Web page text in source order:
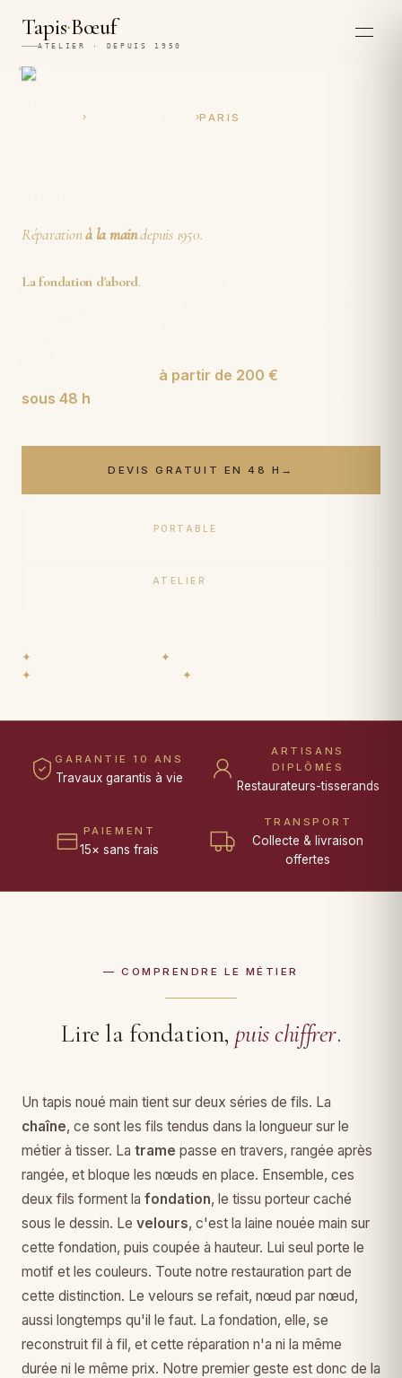
Tapis·Bœuf
ATELIER · DEPUIS 1950
›RESTAURATION›PARIS
Réparationà la maindepuis 1950.
La fondation d'abord.
à partir de 200 €
sous 48 h
DEVIS GRATUIT EN 48 H →
PORTABLE
ATELIER
✦ ✦
✦
✦
GARANTIE 10 ANS
Travaux garantis à vie
ARTISANS
DIPLÔMÉS
Restaurateurs-tisserands
PAIEMENT
15× sans frais
TRANSPORT
Collecte & livraison
offertes
— COMPRENDRE LE MÉTIER
Lire la fondation, puis chiffrer.
Un tapis noué main tient sur deux séries de fils. La
chaîne, ce sont les fils tendus dans la longueur sur le
métier à tisser. La trame passe en travers, rangée après
rangée, et bloque les nœuds en place. Ensemble, ces
deux fils forment la fondation, le tissu porteur caché
sous le dessin. Le velours, c'est la laine nouée main sur
cette fondation, puis coupée à hauteur. Lui seul porte le
motif et les couleurs. Toute notre restauration part de
cette distinction. Le velours se refait, nœud par nœud,
aussi longtemps qu'il le faut. La fondation, elle, se
reconstruit fil à fil, et cette réparation n'a ni la même
durée ni le même prix. Notre premier geste est donc de la